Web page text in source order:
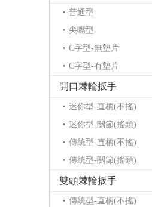
普通型
尖嘴型
C字型-無墊片
C字型-有墊片
開口棘輪扳手
迷你型-直柄(不搖)
迷你型-關節(搖頭)
傳統型-直柄(不搖)
傳統型-關節(搖頭)
雙頭棘輪扳手
傳統型-直柄(不搖)